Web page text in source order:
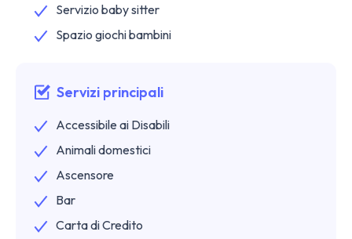
Servizio baby sitter
Spazio giochi bambini
Servizi principali
Accessibile ai Disabili
Animali domestici
Ascensore
Bar
Carta di Credito